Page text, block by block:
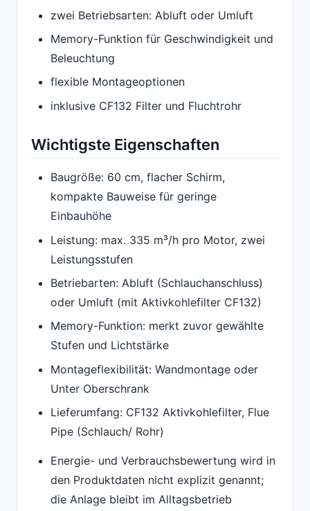
zwei Betriebsarten: Abluft oder Umluft
Memory-Funktion für Geschwindigkeit und
Beleuchtung
flexible Montageoptionen
inklusive CF132 Filter und Fluchtrohr
Wichtigste Eigenschaften
Baugröße: 60 cm, flacher Schirm,
kompakte Bauweise für geringe
Einbauhöhe
Leistung: max. 335 m³/h pro Motor, zwei
Leistungsstufen
Betriebarten: Abluft (Schlauchanschluss)
oder Umluft (mit Aktivkohlefilter CF132)
Memory-Funktion: merkt zuvor gewählte
Stufen und Lichtstärke
Montageflexibilität: Wandmontage oder
Unter Oberschrank
Lieferumfang: CF132 Aktivkohlefilter, Flue
Pipe (Schlauch/ Rohr)
Energie- und Verbrauchsbewertung wird in
den Produktdaten nicht explizit genannt;
die Anlage bleibt im Alltagsbetrieb